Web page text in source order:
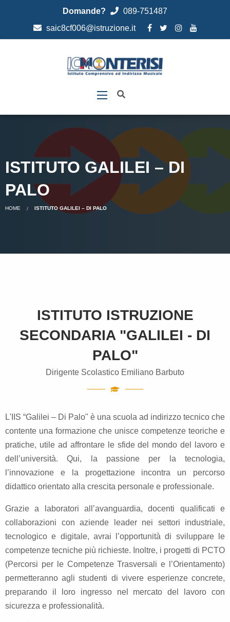
Domande?
089-751487
saic8cf006@istruzione.it
ISTITUTO GALILEI – DI
PALO
HOME ISTITUTO GALILEI – DI PALO
ISTITUTO ISTRUZIONE
SECONDARIA "GALILEI - DI
PALO"
Dirigente Scolastico Emiliano Barbuto
L'IIS “Galilei – Di Palo" è una scuola ad indirizzo tecnico che
contente una formazione che unisce competenze teoriche e
pratiche, utile ad affrontare le sfide del mondo del lavoro e
dell’università. Qui, la passione per la tecnologia,
l’innovazione e la progettazione incontra un percorso
didattico orientato alla crescita personale e professionale.
Grazie a laboratori all’avanguardia, docenti qualificati e
collaborazioni con aziende leader nei settori industriale,
tecnologico e digitale, avrai l’opportunità di sviluppare le
competenze tecniche più richieste. Inoltre, i progetti di PCTO
(Percorsi per le Competenze Trasversali e l’Orientamento)
permetteranno agli studenti di vivere esperienze concrete,
preparando il loro ingresso nel mercato del lavoro con
sicurezza e professionalità.